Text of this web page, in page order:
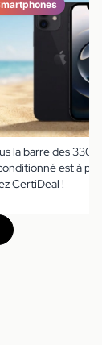
la barre des 330
est à
CertiDeal !